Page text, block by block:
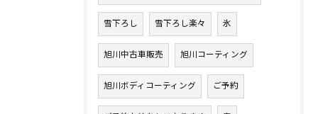
雪下ろし 雪下ろし楽々 氷
旭川中古車販売 旭川コーティング
旭川ボディコーティング ご予約